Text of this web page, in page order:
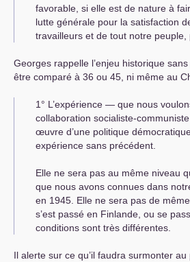
favorable, si elle est de nature à
lutte générale pour la satisfaction
travailleurs et de tout notre peuple,
Georges rappelle l’enjeu historique
être comparé à 36 ou 45, ni même au
1° L’expérience — que nous
collaboration socialiste-
œuvre d’une politique
expérience sans précédent.
Elle ne sera pas au même niveau
que nous avons connues dans
en 1945. Elle ne sera pas de
s’est passé en Finlande, ou se
conditions sont très différentes.
Il alerte sur ce qu’il faudra surmonter